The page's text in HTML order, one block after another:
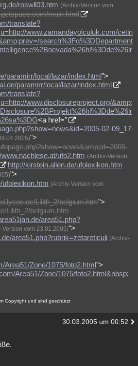
roswll03.htm (Archiv-Version vom
main.html
translate?
www.zamandayolculuk.com/cetin
search%3Fq%3DDepartment
paramirr/local/lazar/index.html">
paramirr/local/lazar/index.html
translate?
www.disclosureproject.org/&amp;
<a href="
02-09_17-
">
www.nachlese.at/ufo2.htm (Archiv-Version
http://kirstein.alien.de/ufolexikon.htm
">
ufolexikon.htm (Archiv-Version vom
Lilith_2/belgium.htm">
Lilith_2/belgium.htm
area51.php?
Version vom 23.01.2005)">
area51.php?rubrik=zetareticuli (Archiv-
Area51/Zone/1075/foto2.html">
Area51/Zone/1075/foto2.html&nbsp;
Copyright und sind geschützt
30.03.2005 um 00:52